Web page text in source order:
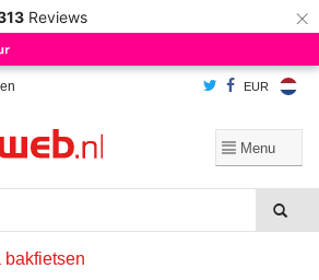
Reviews ×
EUR
bakfietsen
website te verbeteren. Is dat akkoord?
Ja